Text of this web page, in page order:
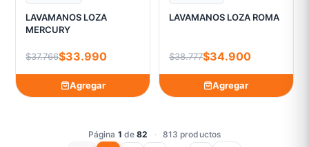
LAVAMANOS LOZA
MERCURY
$37.766$33.990
Agregar
LAVAMANOS LOZA ROMA
$38.777$34.900
Agregar
Página 1 de82 ·
813 productos